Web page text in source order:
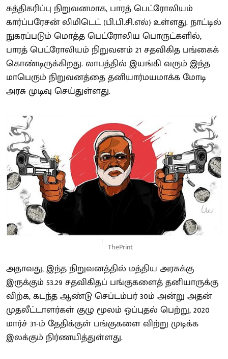
சுத்திகரிப்பு நிறுவனமாக, பாரத் பெட்ரோலியம்
கார்ப்பரேசன் லிமிடெட் (பி.பி.சி.எல்) உள்ளது. நாட்டில்
நுகரப்படும் மொத்த பெட்ரோலிய பொருட்களில்,
பாரத் பெட்ரோலியம் நிறுவனம் 21 சதவிகித பங்கைக்
கொண்டிருக்கிறது. லாபத்தில் இயங்கி வரும் இந்த
மாபெரும் நிறுவனத்தை தனியார்மயமாக்க மோடி
அரசு முடிவு செய்துள்ளது.
ThePrint
அதாவது, இந்த நிறுவனத்தில் மத்திய அரசுக்கு
இருக்கும் 53.29 சதவிகிதப் பங்குகளைத் தனியாருக்கு
விற்க, கடந்த ஆண்டு செப்டம்பர் 30ம் அன்று அதன்
முதலீட்டாளர்கள் குழு மூலம் ஒப்புதல் பெற்று, 2020
மார்ச் 31-ம் தேதிக்குள் பங்குகளை விற்று முடிக்க
இலக்கும் நிர்ணயித்துள்ளது.